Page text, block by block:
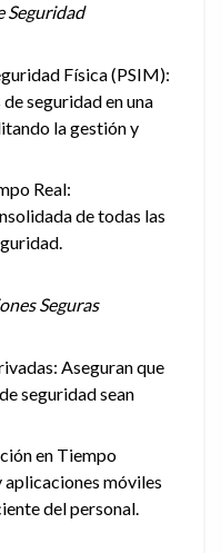
Seguridad
Física (PSIM):
seguridad en una
la gestión y
Real:
de todas las
Seguras
Aseguran que
seguridad sean
en Tiempo
aplicaciones móviles
del personal.